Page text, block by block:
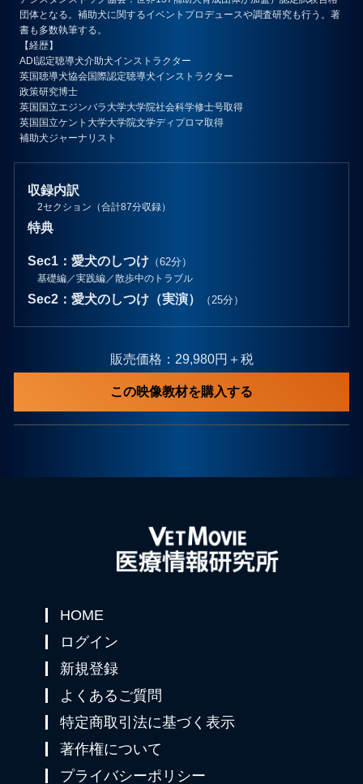
団体となる。補助犬に関するイベントプロデュースや調査研究も行う。著
書も多数執筆する。
【経歴】
ADI認定聴導犬介助犬インストラクター
英国聴導犬協会国際認定聴導犬インストラクター
政策研究博士
英国国立エジンバラ大学大学院社会科学修士号取得
英国国立ケント大学大学院文学ディプロマ取得
補助犬ジャーナリスト
収録内訳
2セクション（合計87分収録）
特典
Sec1：愛犬のしつけ（62分）
基礎編／実践編／散歩中のトラブル
Sec2：愛犬のしつけ（実演） （25分）
販売価格：29,980円＋税
この映像教材を購入する
HOME
ログイン
新規登録
よくあるご質問
特定商取引法に基づく表示
著作権について
プライバシーポリシー